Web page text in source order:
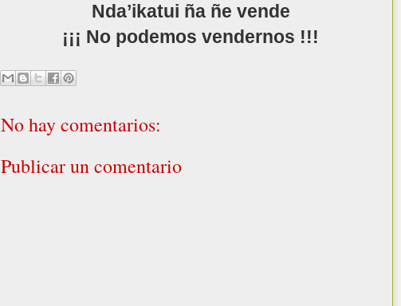
Nda’ikatui ña ñe vende
¡¡¡ No podemos vendernos !!!
No hay comentarios:
Publicar un comentario